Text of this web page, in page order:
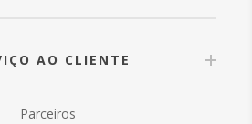
AO CLIENTE
Parceiros